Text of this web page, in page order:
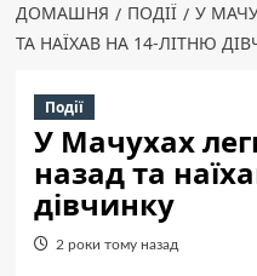
ДОМАШНЯ ПОДІЇ
У
ТА НАЇХАВ НА 14-ЛІТНЮ
Події
У Мачухах
назад та
дівчинку
2 роки тому назад